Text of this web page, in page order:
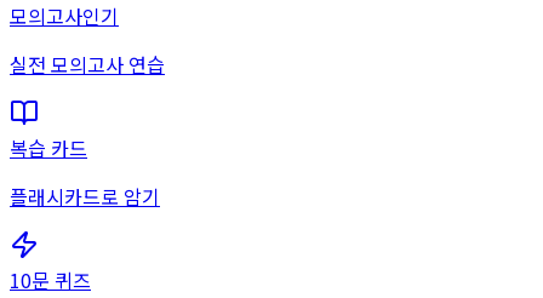
모의고사인기
실전 모의고사 연습
복습 카드
플래시카드로 암기
10문 퀴즈